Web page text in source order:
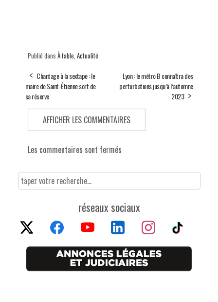
Publié dans À table Actualité
Chantage à la sextape : le
maire de Saint-Étienne sort de
sa réserve
Lyon : le métro B connaîtra des
perturbations jusqu’à l’automne
2023
AFFICHER LES COMMENTAIRES
Les commentaires sont fermés
réseaux sociaux